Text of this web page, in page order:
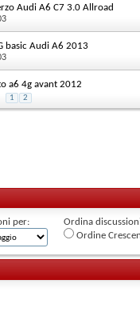
Audi A6 C7 3.0 Allroad
basic Audi A6 2013
a6 4g avant 2012
1 2
per:
Ordina
Ordine